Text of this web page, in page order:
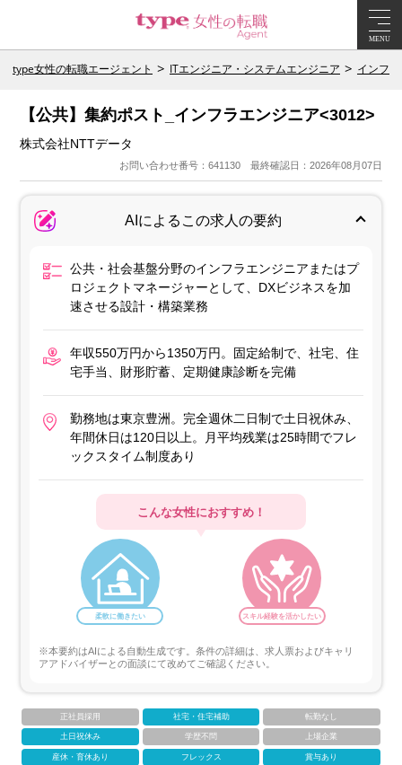
MENU
type女性の転職エージェント ITエンジニア・システムエンジニア インフ
【公共】集約ポスト_インフラエンジニア<3012>
株式会社NTTデータ
お問い合わせ番号：641130 最終確認日：2026年08月07日
AIによるこの求人の要約
公共・社会基盤分野のインフラエンジニアまたはプ
ロジェクトマネージャーとして、DXビジネスを加
速させる設計・構築業務
年収550万円から1350万円。固定給制で、社宅、住
宅手当、財形貯蓄、定期健康診断を完備
勤務地は東京豊洲。完全週休二日制で土日祝休み、
年間休日は120日以上。月平均残業は25時間でフレ
ックスタイム制度あり
こんな女性におすすめ！
柔軟に働きたい スキル経験を活かしたい
※本要約はAIによる自動生成です。条件の詳細は、求人票およびキャリ
アアドバイザーとの面談にて改めてご確認ください。
正社員採用 社宅・住宅補助 転勤なし
土日祝休み 学歴不問 上場企業
産休・育休あり フレックス 賞与あり